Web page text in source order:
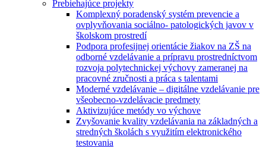
Prebiehajúce projekty
Komplexný poradenský systém prevencie a
ovplyvňovania sociálno- patologických javov v
školskom prostredí
Podpora profesijnej orientácie žiakov na ZŠ na
odborné vzdelávanie a prípravu prostredníctvom
rozvoja polytechnickej výchovy zameranej na
pracovné zručnosti a práca s talentami
Moderné vzdelávanie – digitálne vzdelávanie pre
všeobecno-vzdelávacie predmety
Aktivizujúce metódy vo výchove
Zvyšovanie kvality vzdelávania na základných a
stredných školách s využitím elektronického
testovania